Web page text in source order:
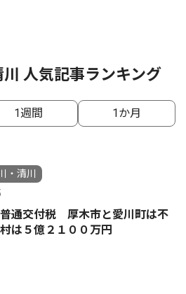
人気記事ランキング
1週間 1か月
・清川
通交付税 厚木市と愛川町は不
は５億２１００万円